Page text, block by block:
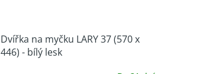
Dvířka na myčku LARY 37 (570 x
446) - bílý lesk